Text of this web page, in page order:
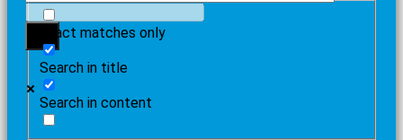
Exact matches only
Search in title
Search in content